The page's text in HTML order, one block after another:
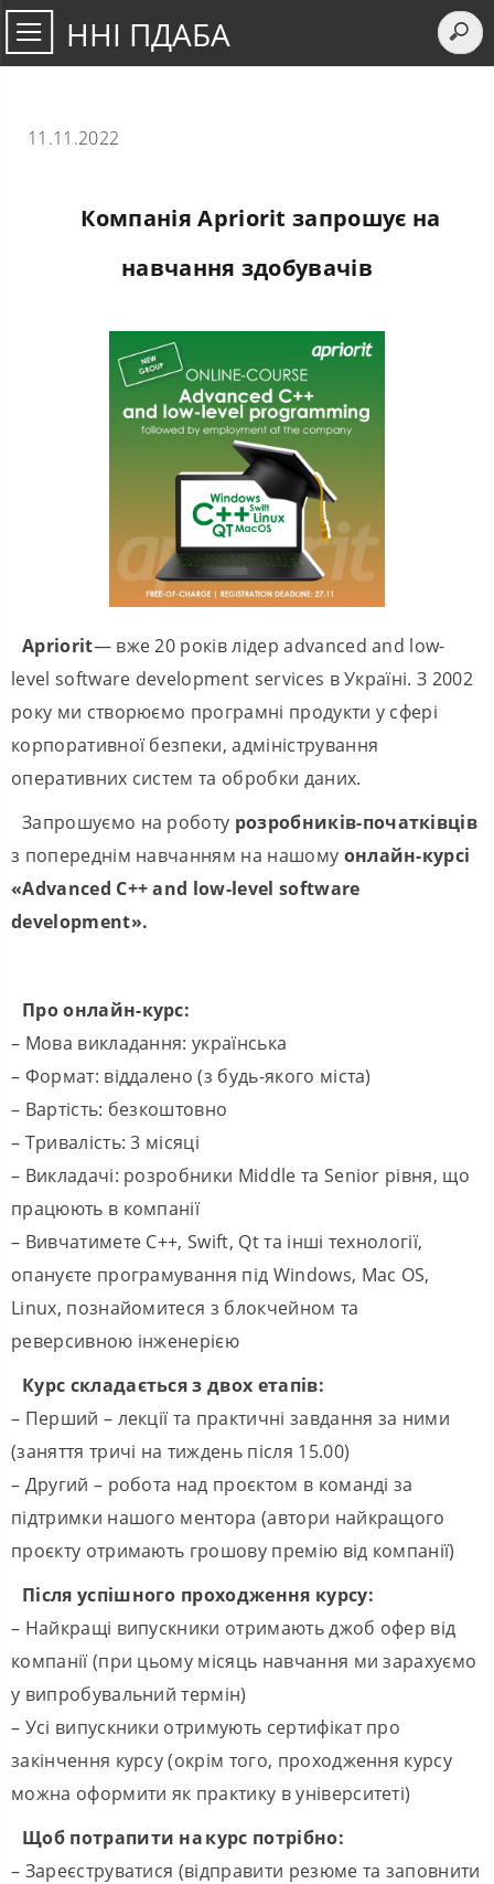
ННІ ПДАБА
11.11.2022
Компанія Apriorit запрошує на
навчання здобувачів
Apriorit— вже 20 років лідер advanced and low-
level software development services в Україні. З 2002
року ми створюємо програмні продукти у сфері
корпоративної безпеки, адміністрування
оперативних систем та обробки даних.
Запрошуємо на роботу розробників-початківців
з попереднім навчанням на нашому онлайн-курсі
«Advanced C++ and low-level software
development».
Про онлайн-курс:
– Мова викладання: українська
– Формат: віддалено (з будь-якого міста)
– Вартість: безкоштовно
– Тривалість: 3 місяці
– Викладачі: розробники Middle та Senior рівня, що
працюють в компанії
– Вивчатимете С++, Swift, Qt та інші технології,
опануєте програмування під Windows, Mac OS,
Linux, познайомитеся з блокчейном та
реверсивною інженерією
Курс складається з двох етапів:
– Перший – лекції та практичні завдання за ними
(заняття тричі на тиждень після 15.00)
– Другий – робота над проєктом в команді за
підтримки нашого ментора (автори найкращого
проєкту отримають грошову премію від компанії)
Після успішного проходження курсу:
– Найкращі випускники отримають джоб офер від
компанії (при цьому місяць навчання ми зарахуємо
у випробувальний термін)
– Усі випускники отримують сертифікат про
закінчення курсу (окрім того, проходження курсу
можна оформити як практику в університеті)
Щоб потрапити на курс потрібно:
– Зареєструватися (відправити резюме та заповнити